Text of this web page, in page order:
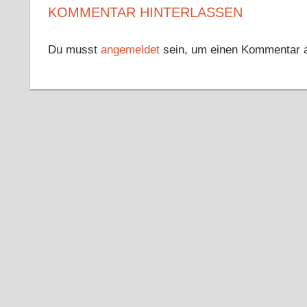
KOMMENTAR HINTERLASSEN
Du musst angemeldetsein, um einen Kommentar